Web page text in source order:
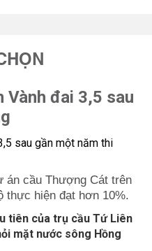
Vành đai 3,5 sau
án cầu Thượng Cát trên
thực hiện đạt hơn 10%.
tiên của trụ cầu Tứ Liên
mặt nước sông Hồng